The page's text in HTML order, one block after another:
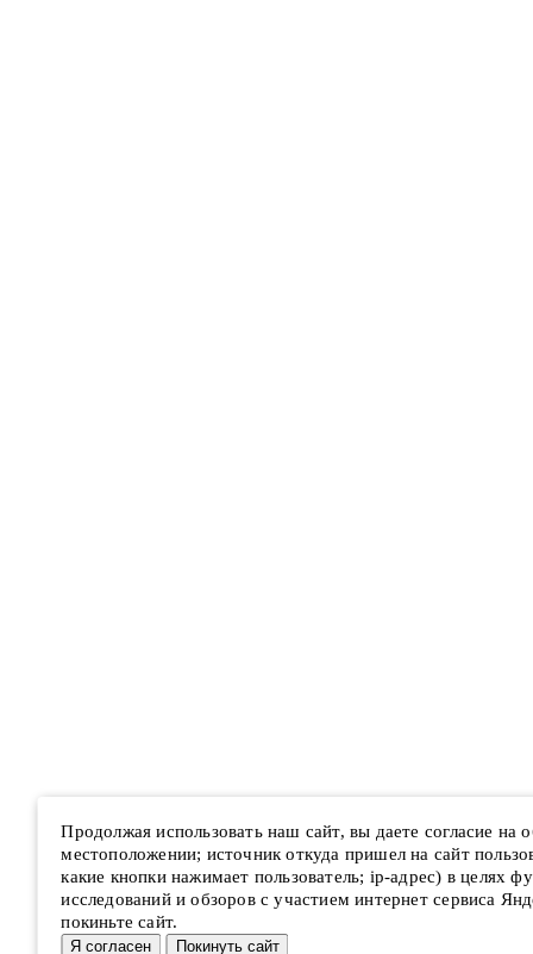
Продолжая использовать наш сайт, вы даете согласие на
местоположении; источник откуда пришел на сайт
какие кнопки нажимает пользователь; ip-адрес) в целях
исследований и обзоров с участием интернет сервиса
покиньте сайт.
Я согласен Покинуть сайт